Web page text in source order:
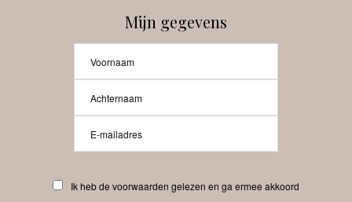
Beauty-Pro.nl
Mijn gegevens
Ik heb de voorwaarden gelezen en ga ermee akkoord